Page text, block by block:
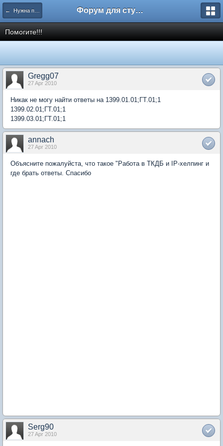
← Нужна помощь Форум для студента СГА
Помогите!!!
Gregg07
27 Apr 2010
Никак не могу найти ответы на 1399.01.01;ГТ.01;1
1399.02.01;ГТ.01;1
1399.03.01;ГТ.01;1
annach
27 Apr 2010
Объясните пожалуйста, что такое "Работа в ТКДБ и IP-хелпинг и
где брать ответы. Спасибо
Serg90
27 Apr 2010